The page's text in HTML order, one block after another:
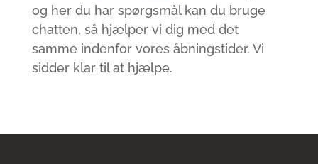
og her du har spørgsmål kan du bruge
chatten, så hjælper vi dig med det
samme indenfor vores åbningstider. Vi
sidder klar til at hjælpe.